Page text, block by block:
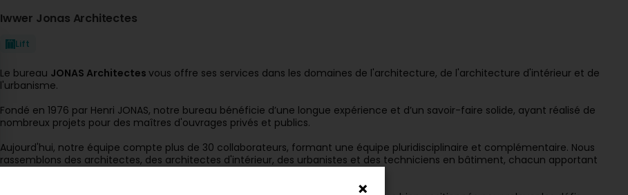
Iwwer Jonas Architectes
Lift
Le bureau JONAS Architectes vous offre ses services dans les domaines de l'architecture, de l'architecture d'intérieur et de
l'urbanisme.
Fondé en 1976 par Henri JONAS, notre bureau bénéficie d’une longue expérience et d’un savoir-faire solide, ayant réalisé de
nombreux projets pour des maîtres d'ouvrages privés et publics.
Aujourd'hui, notre équipe compte plus de 30 collaborateurs, formant une équipe pluridisciplinaire et complémentaire. Nous
rassemblons des architectes, des architectes d'intérieur, des urbanistes et des techniciens en bâtiment, chacun apportant